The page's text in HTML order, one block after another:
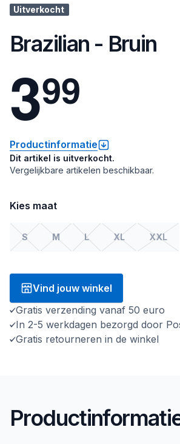
Uitverkocht
Brazilian - Bruin
399
Productinformatie
Dit artikel is uitverkocht.
Vergelijkbare artikelen beschikbaar.
Kies maat
S M L XL XXL
Vind jouw winkel
Gratis verzending vanaf 50 euro
In 2-5 werkdagen bezorgd door
Gratis retourneren in de winkel